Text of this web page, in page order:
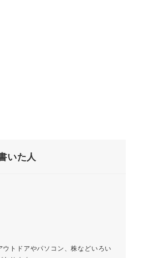
いた人
ウトドアやパソコン、株などいろい